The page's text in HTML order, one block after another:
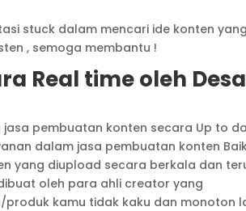
stuck dalam mencari ide konten yang
, semoga membantu !
Real time oleh
pembuatan konten secara Up to
dalam jasa pembuatan konten
yang diupload secara berkala dan
oleh para ahli creator yang
kamu tidak kaku dan monoton